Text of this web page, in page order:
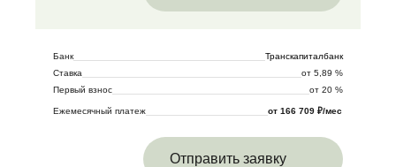
Банк
Транскапиталбанк
Ставка
от 5,89 %
Первый взнос
от 20 %
Ежемесячный платеж от 166 709 ₽/мес
Отправить заявку